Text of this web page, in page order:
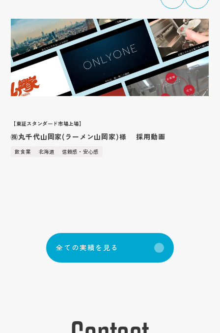
【東証スタンダード市場上場】
㈱丸千代山岡家(ラーメン山岡家)様 採用動画
飲食業 北海道 信頼感・安心感
全 て の実績を 見 る